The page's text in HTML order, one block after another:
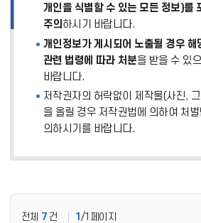
개인을 식별할 수 있는 모든 정보)를
주의 하시기 바랍니다.
개인정보가 게시되어 노출될 경우 해
관련 법령에 따라 처분을 받을 수 있
바랍니다.
저작권자의 허락없이 제작물(사진,
을 올릴 경우 저작권법에 의하여 처
의하시기를 바랍니다.
전체 7 건 1 /1페이지